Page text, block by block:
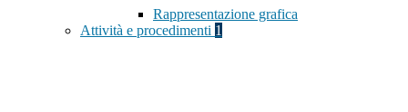
Rappresentazione grafica
Attività e procedimenti 1